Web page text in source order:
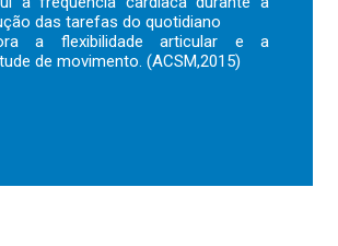
das tarefas do quotidiano
a flexibilidade articular e a
de movimento. (ACSM,2015)